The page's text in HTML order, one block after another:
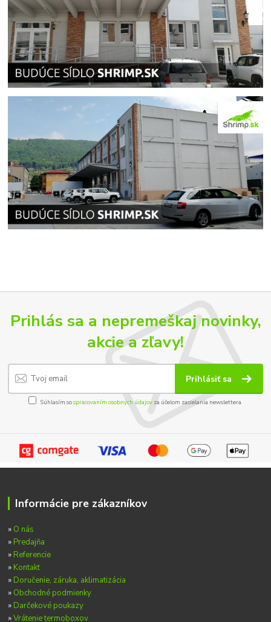
Prihlás sa a nepremeškaj novinky,
akcie a zľavy!
Prihlásiť sa
Súhlasím sospracovaním osobných údajov za účelom zasielania newslettera.
Informácie pre zákazníkov
» O nás
» Predajňa
» Referencie
» Kontakt
» Doručenie, záruka, aklimatizácia
» Obchodné podmienky
» Darčekové poukazy
»Vrátenie termoboxov